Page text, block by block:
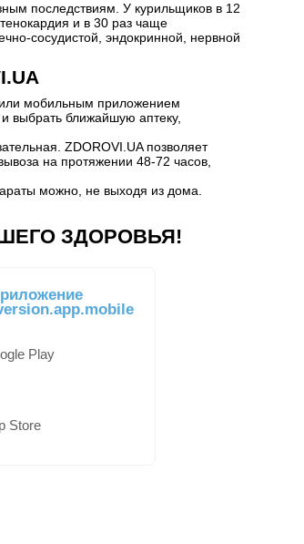
последствиям. У курильщиков в 12
и в 30 раз чаще
сосудистой, эндокринной, нервной
или мобильным приложением
выбрать ближайшую аптеку,
ZDOROVI.UA позволяет
на протяжении 48-72 часов,
можно, не выходя из дома.
ЗДОРОВЬЯ!
Play
Store